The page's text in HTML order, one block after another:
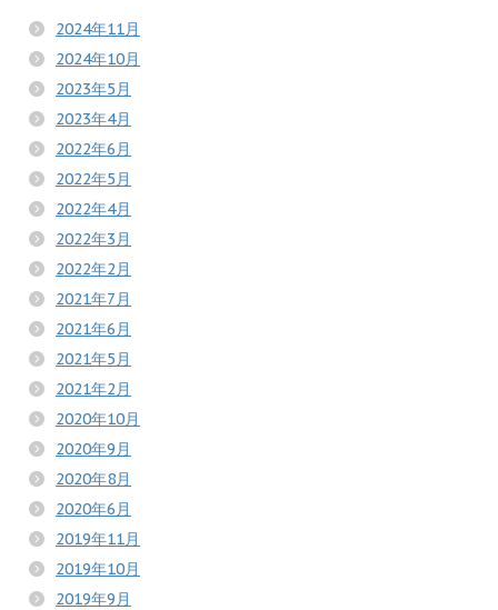
2024年11月
2024年10月
2023年5月
2023年4月
2022年6月
2022年5月
2022年4月
2022年3月
2022年2月
2021年7月
2021年6月
2021年5月
2021年2月
2020年10月
2020年9月
2020年8月
2020年6月
2019年11月
2019年10月
2019年9月